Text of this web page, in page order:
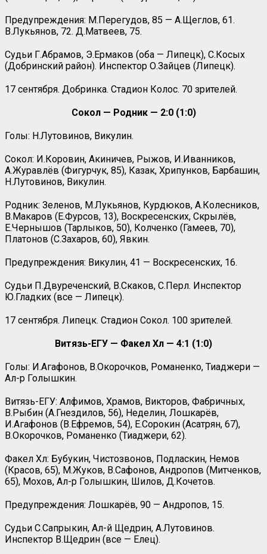
Предупреждения: М.Перегудов, 85 — А.Щеглов, 61.
В.Лукьянов, 72. Д.Матвеев, 75.
Судьи Г.Абрамов, Э.Ермаков (оба — Липецк), С.Косых
(Добринский район). Инспектор О.Зайцев (Липецк).
17 сентября. Добринка. Стадион Колос. 70 зрителей.
Сокол — Родник — 2:0 (1:0)
Голы: Н.Лутовинов, Викулин.
Сокол: И.Коровин, Акиничев, Рыжов, И.Иванников,
А.Журавлёв (Фигурчук, 85), Казак, Хрипунков, Барбашин,
Н.Лутовинов, Викулин.
Родник: Зеленов, М.Лукьянов, Курдюков, А.Колесников,
В.Макаров (Е.Фурсов, 13), Воскресенских, Скрылёв,
Е.Чернышов (Тарлыков, 50), Колченко (Гамеев, 70),
Платонов (С.Захаров, 60), Явкин.
Предупреждения: Викулин, 41 — Воскресенских, 16.
Судьи П.Двуреченский, В.Скаков, С.Перл. Инспектор
Ю.Гладких (все — Липецк).
17 сентября. Липецк. Стадион Сокол. 100 зрителей.
Витязь-ЕГУ — Факел Хл — 4:1 (1:0)
Голы: И.Агафонов, В.Окорочков, Романенко, Тиаджери —
Ал-р Голышкин.
Витязь-ЕГУ: Алфимов, Храмов, Викторов, Фабричных,
В.Рыбин (А.Гнездилов, 56), Неделин, Лошкарёв,
И.Агафонов (В.Ефремов, 54), Е.Сорокин (Асатрян, 67),
В.Окорочков, Романенко (Тиаджери, 62).
Факел Хл: Бубукин, Чистозвонов, Подласкин, Немов
(Красов, 65), М.Жуков, В.Сафонов, Андропов (Митченков,
65), Мохов, Ал-р Голышкин, Шилов, Д.Кочетов.
Предупреждения: Лошкарёв, 90 — Андропов, 15.
Судьи С.Сапрыкин, Ал-й Щедрин, А.Лутовинов.
Инспектор В.Щедрин (все — Елец).